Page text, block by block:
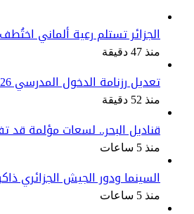
الجزائر تستلم رعية ألماني
منذ 47 دقيقة
تعديل رزنامة الدخول المدرسي 2026-2027.. هذه هي المواعيد الجديدة
منذ 52 دقيقة
قناديل البحر.. لسعات مؤلمة
منذ 5 ساعات
السينما ودور الجيش الجزائري
منذ 5 ساعات